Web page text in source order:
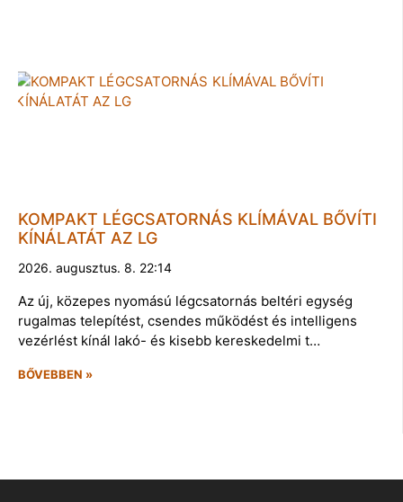
KOMPAKT LÉGCSATORNÁS KLÍMÁVAL BŐVÍTI
KÍNÁLATÁT AZ LG
2026. augusztus. 8. 22:14
Az új, közepes nyomású légcsatornás beltéri egység
rugalmas telepítést, csendes működést és intelligens
vezérlést kínál lakó- és kisebb kereskedelmi t…
BŐVEBBEN »